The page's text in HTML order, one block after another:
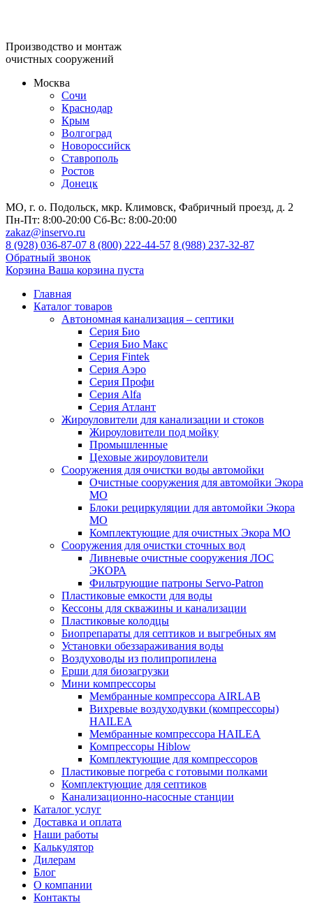
Производство и монтаж
очистных сооружений
Москва
Сочи
Краснодар
Крым
Волгоград
Новороссийск
Ставрополь
Ростов
Донецк
МО, г. о. Подольск, мкр. Климовск, Фабричный проезд, д. 2
Пн-Пт: 8:00-20:00 Сб-Вс: 8:00-20:00
zakaz@inservo.ru
8 (928) 036-87-07 8 (800) 222-44-57 8 (988) 237-32-87
Обратный звонок
Корзина Ваша корзина пуста
Главная
Каталог товаров
Автономная канализация – септики
Серия Био
Серия Био Макс
Серия Fintek
Серия Аэро
Серия Профи
Серия Alfa
Серия Атлант
Жироуловители для канализации и стоков
Жироуловители под мойку
Промышленные
Цеховые жироуловители
Сооружения для очистки воды автомойки
Очистные сооружения для автомойки Экора
МО
Блоки рециркуляции для автомойки Экора
МО
Комплектующие для очистных Экора МО
Сооружения для очистки сточных вод
Ливневые очистные сооружения ЛОС
ЭКОРА
Фильтрующие патроны Servo-Patron
Пластиковые емкости для воды
Кессоны для скважины и канализации
Пластиковые колодцы
Биопрепараты для септиков и выгребных ям
Установки обеззараживания воды
Воздуховоды из полипропилена
Ерши для биозагрузки
Мини компрессоры
Мембранные компрессора AIRLAB
Вихревые воздуходувки (компрессоры)
HAILEA
Мембранные компрессора HAILEA
Компрессоры Hiblow
Комплектующие для компрессоров
Пластиковые погреба с готовыми полками
Комплектующие для септиков
Канализационно-насосные станции
Каталог услуг
Доставка и оплата
Наши работы
Калькулятор
Дилерам
Блог
О компании
Контакты